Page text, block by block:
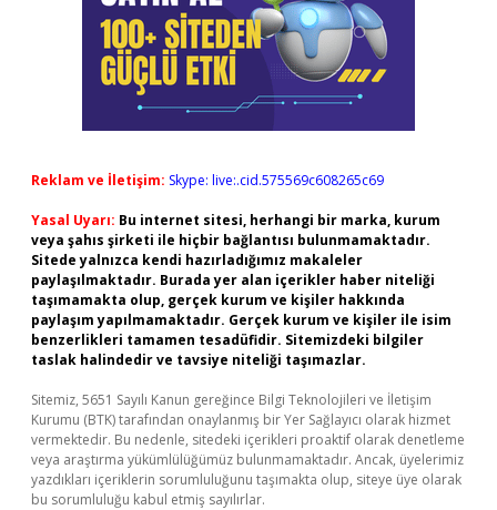
Reklam ve İletişim: Skype: live:.cid.575569c608265c69
Yasal Uyarı: Bu internet sitesi, herhangi bir marka, kurum
veya şahıs şirketi ile hiçbir bağlantısı bulunmamaktadır.
Sitede yalnızca kendi hazırladığımız makaleler
paylaşılmaktadır. Burada yer alan içerikler haber niteliği
taşımamakta olup, gerçek kurum ve kişiler hakkında
paylaşım yapılmamaktadır. Gerçek kurum ve kişiler ile isim
benzerlikleri tamamen tesadüfidir. Sitemizdeki bilgiler
taslak halindedir ve tavsiye niteliği taşımazlar.
Sitemiz, 5651 Sayılı Kanun gereğince Bilgi Teknolojileri ve İletişim
Kurumu (BTK) tarafından onaylanmış bir Yer Sağlayıcı olarak hizmet
vermektedir. Bu nedenle, sitedeki içerikleri proaktif olarak denetleme
veya araştırma yükümlülüğümüz bulunmamaktadır. Ancak, üyelerimiz
yazdıkları içeriklerin sorumluluğunu taşımakta olup, siteye üye olarak
bu sorumluluğu kabul etmiş sayılırlar.